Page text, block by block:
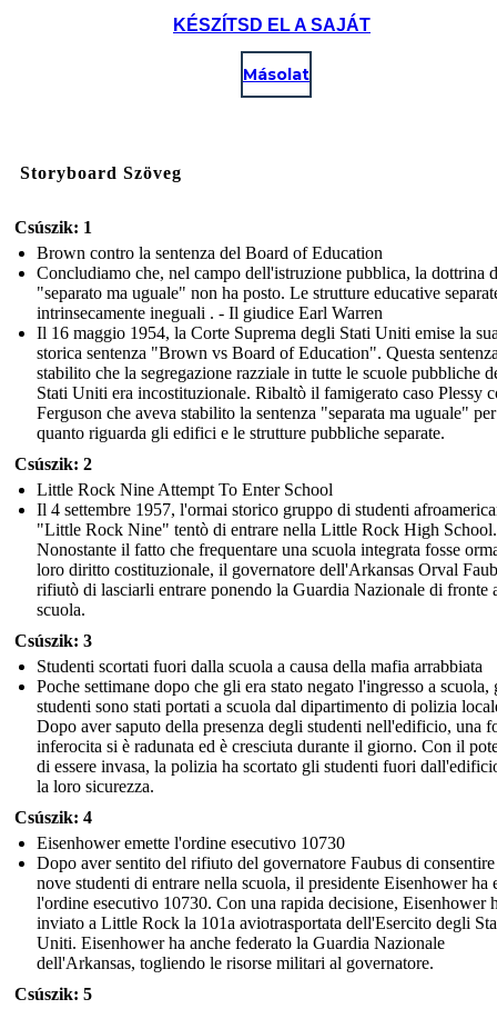
KÉSZÍTSD EL A SAJÁT
Másolat
Storyboard Szöveg
Csúszik: 1
Brown contro la sentenza del Board of Education
Concludiamo che, nel campo dell'istruzione pubblica, la dottrina
"separato ma uguale" non ha posto. Le strutture educative
intrinsecamente ineguali . - Il giudice Earl Warren
Il 16 maggio 1954, la Corte Suprema degli Stati Uniti emise la
storica sentenza "Brown vs Board of Education". Questa
stabilito che la segregazione razziale in tutte le scuole pubbliche
Stati Uniti era incostituzionale. Ribaltò il famigerato caso Plessy
Ferguson che aveva stabilito la sentenza "separata ma uguale" per
quanto riguarda gli edifici e le strutture pubbliche separate.
Csúszik: 2
Little Rock Nine Attempt To Enter School
Il 4 settembre 1957, l'ormai storico gruppo di studenti
"Little Rock Nine" tentò di entrare nella Little Rock High School.
Nonostante il fatto che frequentare una scuola integrata fosse
loro diritto costituzionale, il governatore dell'Arkansas Orval
rifiutò di lasciarli entrare ponendo la Guardia Nazionale di fronte
scuola.
Csúszik: 3
Studenti scortati fuori dalla scuola a causa della mafia arrabbiata
Poche settimane dopo che gli era stato negato l'ingresso a scuola,
studenti sono stati portati a scuola dal dipartimento di polizia
Dopo aver saputo della presenza degli studenti nell'edificio, una
inferocita si è radunata ed è cresciuta durante il giorno. Con il
di essere invasa, la polizia ha scortato gli studenti fuori
la loro sicurezza.
Csúszik: 4
Eisenhower emette l'ordine esecutivo 10730
Dopo aver sentito del rifiuto del governatore Faubus di
nove studenti di entrare nella scuola, il presidente Eisenhower ha
l'ordine esecutivo 10730. Con una rapida decisione, Eisenhower
inviato a Little Rock la 101a aviotrasportata dell'Esercito degli
Uniti. Eisenhower ha anche federato la Guardia Nazionale
dell'Arkansas, togliendo le risorse militari al governatore.
Csúszik: 5